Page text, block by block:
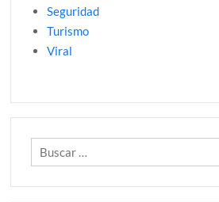
Seguridad
Turismo
Viral